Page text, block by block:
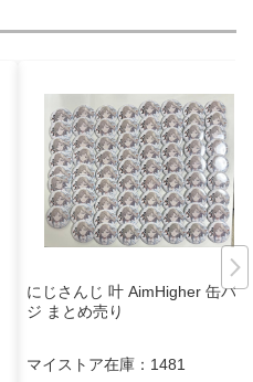
にじさんじ 叶 AimHigher 缶バッ
ジ まとめ売り
マイストア在庫： 1481